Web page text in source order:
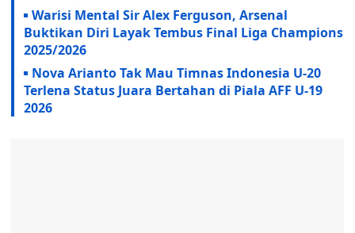
Warisi Mental Sir Alex Ferguson, Arsenal
Buktikan Diri Layak Tembus Final Liga Champions
2025/2026
Nova Arianto Tak Mau Timnas Indonesia U-20
Terlena Status Juara Bertahan di Piala AFF U-19
2026